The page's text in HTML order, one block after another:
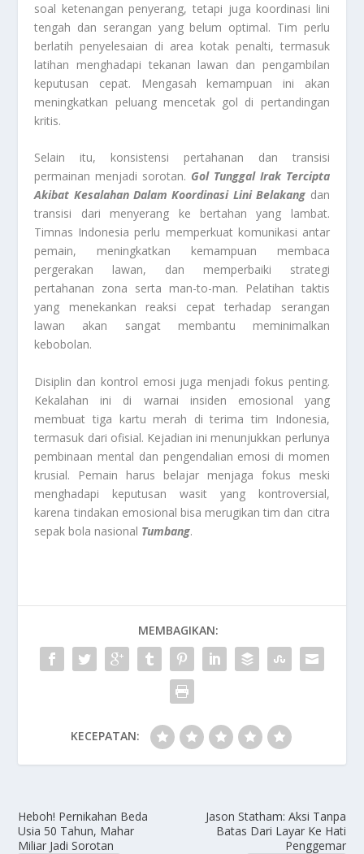
soal ketenangan penyerang, tetapi juga koordinasi lini
tengah dan serangan yang belum optimal. Tim perlu
berlatih penyelesaian di area kotak penalti, termasuk
latihan menghadapi tekanan lawan dan pengambilan
keputusan cepat. Mengasah kemampuan ini akan
meningkatkan peluang mencetak gol di pertandingan
kritis.
Selain itu, konsistensi pertahanan dan transisi
permainan menjadi sorotan. Gol Tunggal Irak Tercipta
Akibat Kesalahan Dalam Koordinasi Lini Belakang dan
transisi dari menyerang ke bertahan yang lambat.
Timnas Indonesia perlu memperkuat komunikasi antar
pemain, meningkatkan kemampuan membaca
pergerakan lawan, dan memperbaiki strategi
pertahanan zona serta man-to-man. Pelatihan taktis
yang menekankan reaksi cepat terhadap serangan
lawan akan sangat membantu meminimalkan
kebobolan.
Disiplin dan kontrol emosi juga menjadi fokus penting.
Kekalahan ini di warnai insiden emosional yang
membuat tiga kartu merah di terima tim Indonesia,
termasuk dari ofisial. Kejadian ini menunjukkan perlunya
pembinaan mental dan pengendalian emosi di momen
krusial. Pemain harus belajar menjaga fokus meski
menghadapi keputusan wasit yang kontroversial,
karena tindakan emosional bisa merugikan tim dan citra
sepak bola nasional Tumbang.
MEMBAGIKAN:
KECEPATAN:
Heboh! Pernikahan Beda
Usia 50 Tahun, Mahar
Miliar Jadi Sorotan
Jason Statham: Aksi Tanpa
Batas Dari Layar Ke Hati
Penggemar